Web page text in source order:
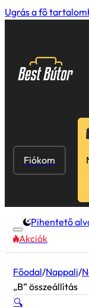
Ugrás a fő
Fiókom
Pihentető
Akciók
Főodal/Nappali/
„B” összeállítás
🔍